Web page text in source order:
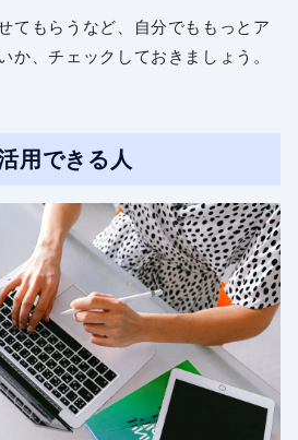
てもらうなど、自分でももっとア
か、チェックしておきましょう。
用できる人